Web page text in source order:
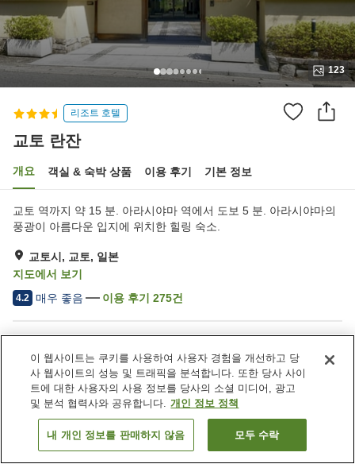
123
리조트 호텔
교토 란잔
개요 객실 & 숙박 상품 이용 후기 기본 정보
교토 역까지 약 15 분. 아라시야마 역에서 도보 5 분. 아라시야마의
풍광이 아름다운 입지에 위치한 힐링 숙소.
교토시, 교토, 일본
지도에서 보기
4.2 매우 좋음 이용 후기 275건
주차장
스파 / 미용실
레스토랑
자동판매기
객실 보기
이 웹사이트는 쿠키를 사용하여 사용자 경험을 개선하고 당
사 웹사이트의 성능 및 트래픽을 분석합니다. 또한 당사 사이
트에 대한 사용자의 사용 정보를 당사의 소셜 미디어, 광고
및 분석 협력사와 공유합니다. 개인 정보 정책
내 개인 정보를 판매하지 않음 모두 수락